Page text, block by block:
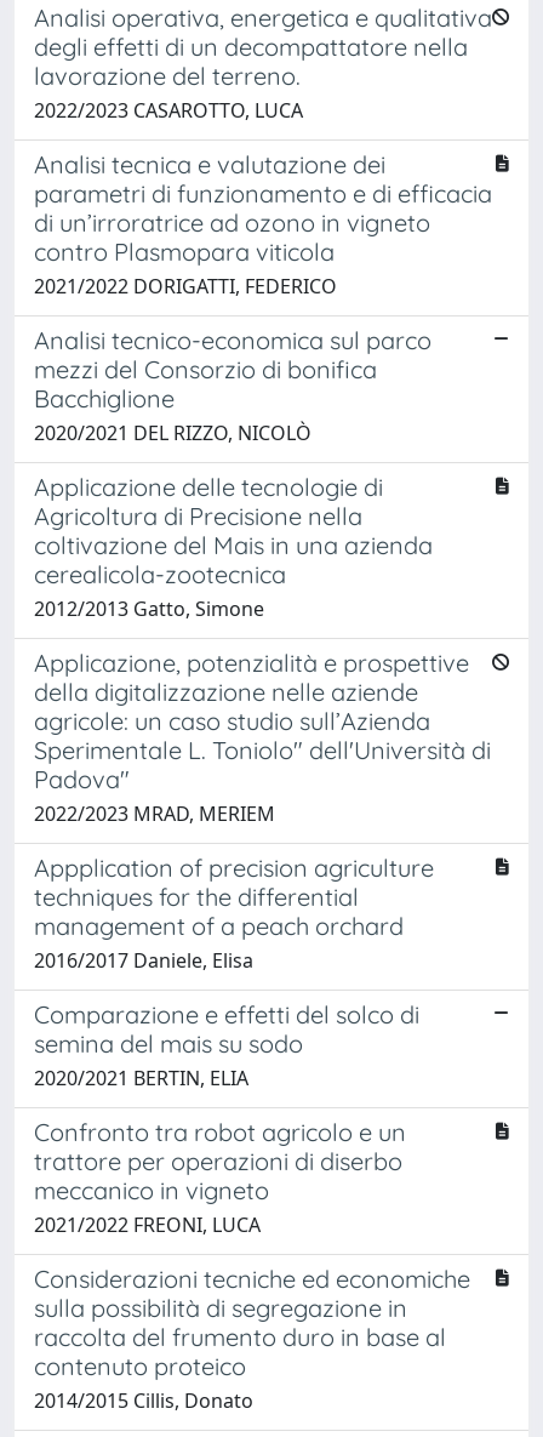
Analisi operativa, energetica e qualitativa
degli effetti di un decompattatore nella
lavorazione del terreno.
2022/2023 CASAROTTO, LUCA
Analisi tecnica e valutazione dei
parametri di funzionamento e di efficacia
di un’irroratrice ad ozono in vigneto
contro Plasmopara viticola
2021/2022 DORIGATTI, FEDERICO
Analisi tecnico-economica sul parco
mezzi del Consorzio di bonifica
Bacchiglione
2020/2021 DEL RIZZO, NICOLÒ
Applicazione delle tecnologie di
Agricoltura di Precisione nella
coltivazione del Mais in una azienda
cerealicola-zootecnica
2012/2013 Gatto, Simone
Applicazione, potenzialità e prospettive
della digitalizzazione nelle aziende
agricole: un caso studio sull’Azienda
Sperimentale L. Toniolo" dell'Università di
Padova"
2022/2023 MRAD, MERIEM
Appplication of precision agriculture
techniques for the differential
management of a peach orchard
2016/2017 Daniele, Elisa
Comparazione e effetti del solco di
semina del mais su sodo
2020/2021 BERTIN, ELIA
Confronto tra robot agricolo e un
trattore per operazioni di diserbo
meccanico in vigneto
2021/2022 FREONI, LUCA
Considerazioni tecniche ed economiche
sulla possibilità di segregazione in
raccolta del frumento duro in base al
contenuto proteico
2014/2015 Cillis, Donato